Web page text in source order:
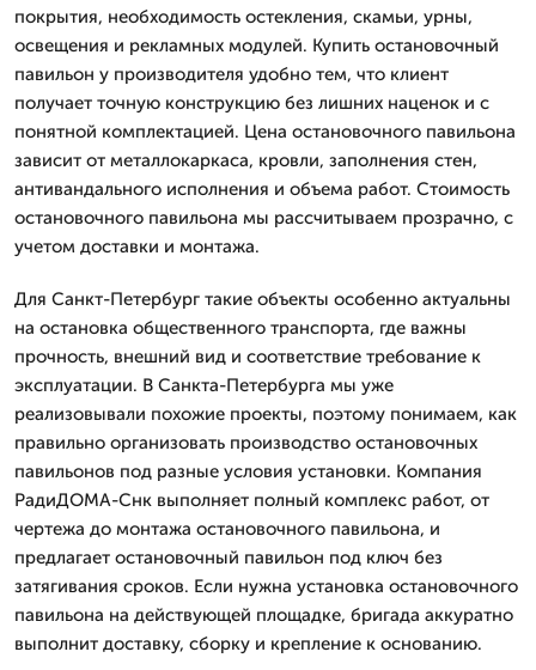
покрытия, необходимость остекления, скамьи, урны,
освещения и рекламных модулей. Купить остановочный
павильон у производителя удобно тем, что клиент
получает точную конструкцию без лишних наценок и с
понятной комплектацией. Цена остановочного павильона
зависит от металлокаркаса, кровли, заполнения стен,
антивандального исполнения и объема работ. Стоимость
остановочного павильона мы рассчитываем прозрачно, с
учетом доставки и монтажа.
Для Санкт-Петербург такие объекты особенно актуальны
на остановка общественного транспорта, где важны
прочность, внешний вид и соответствие требование к
эксплуатации. В Санкта-Петербурга мы уже
реализовывали похожие проекты, поэтому понимаем, как
правильно организовать производство остановочных
павильонов под разные условия установки. Компания
РадиДОМА-Снк выполняет полный комплекс работ, от
чертежа до монтажа остановочного павильона, и
предлагает остановочный павильон под ключ без
затягивания сроков. Если нужна установка остановочного
павильона на действующей площадке, бригада аккуратно
выполнит доставку, сборку и крепление к основанию.